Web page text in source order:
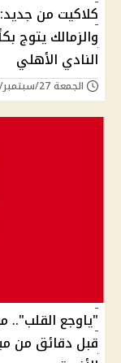
كلاكيت من
والزمالك يتوج
النادي الأهلي
الجمعة 27/سبتمبر/2024 - 11:32 م
"ياوجع
قبل دقائق من